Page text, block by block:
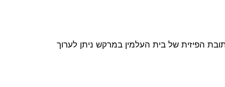
הפיזית של בית העלמין במרקש ניתן לערוך